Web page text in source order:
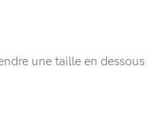
une taille en dessous